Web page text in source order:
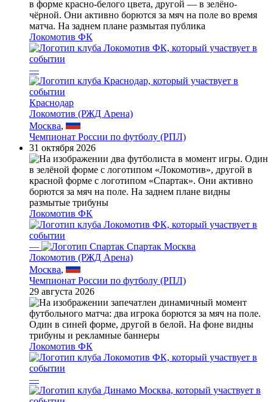
Локомотив ФК
—
Краснодар
Локомотив (РЖД Арена)
Москва,
Чемпионат России по футболу (РПЛ)
31 октября 2026
Локомотив ФК
—
Спартак Москва
Локомотив (РЖД Арена)
Москва,
Чемпионат России по футболу (РПЛ)
29 августа 2026
Локомотив ФК
—